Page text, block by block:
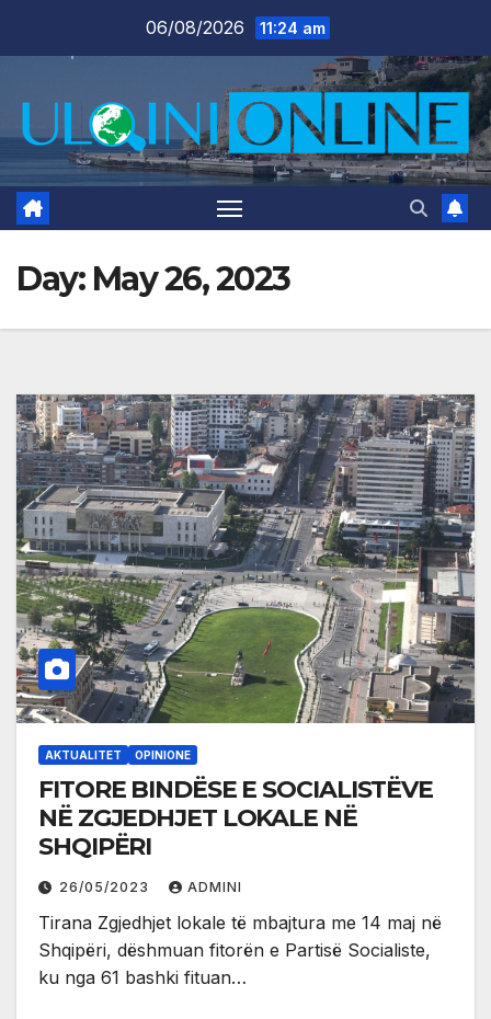
06/08/2026 11:24 am
Day: May 26, 2023
AKTUALITET OPINIONE
FITORE BINDËSE E SOCIALISTËVE
NË ZGJEDHJET LOKALE NË
SHQIPËRI
26/05/2023 ADMINI
Tirana Zgjedhjet lokale të mbajtura me 14 maj në
Shqipëri, dëshmuan fitorën e Partisë Socialiste,
ku nga 61 bashki fituan…